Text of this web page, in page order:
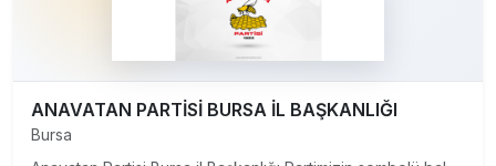
ANAVATAN PARTİSİ BURSA İL BAŞKANLIĞI
Bursa